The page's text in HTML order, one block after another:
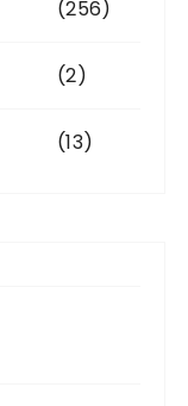
(256)
(2)
(13)